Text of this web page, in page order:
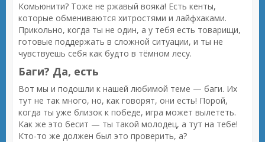
Комьюнити? Тоже не ржавый вояка! Есть кенты,
которые обмениваются хитростями и лайфхаками.
Прикольно, когда ты не один, а у тебя есть товарищи,
готовые поддержать в сложной ситуации, и ты не
чувствуешь себя как будто в тёмном лесу.
Баги? Да, есть
Вот мы и подошли к нашей любимой теме — баги. Их
тут не так много, но, как говорят, они есть! Порой,
когда ты уже близок к победе, игра может вылететь.
Как же это бесит — ты такой молодец, а тут на тебе!
Кто-то же должен был это проверить, а?